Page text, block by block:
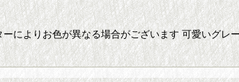
によりお色が異なる場合がございます 可愛いグ